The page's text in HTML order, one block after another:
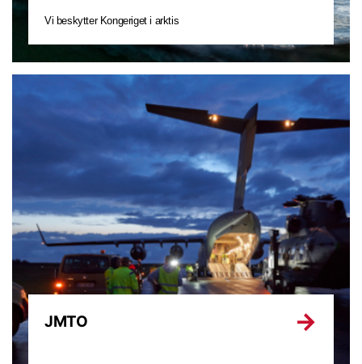
Vi beskytter Kongeriget i arktis
JMTO